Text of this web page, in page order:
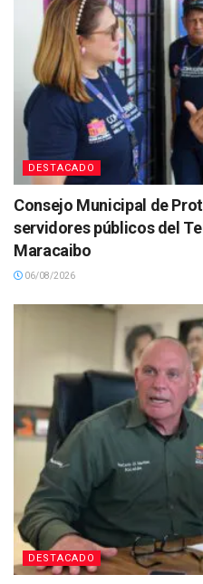
DESTACADO
Consejo Municipal de
servidores públicos del
Maracaibo
06/08/2026
DESTACADO